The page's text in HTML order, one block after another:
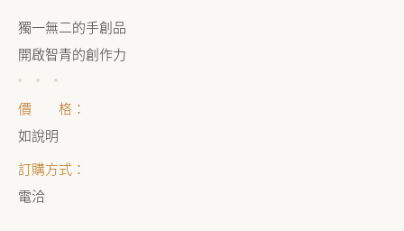
獨一無二的手創品
開啟智青的創作力
價 格：
如說明
訂購方式：
電洽